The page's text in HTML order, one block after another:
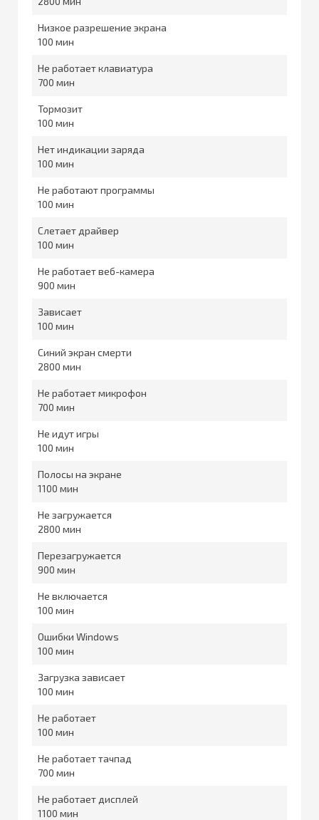
Низкое разрешение экрана
100
Не работает клавиатура
700
Тормозит
100
Нет индикации заряда
100
Не работают программы
100
Слетает драйвер
100
Не работает веб-камера
900
Зависает
100
Синий экран смерти
2800
Не работает микрофон
700
Не идут игры
100
Полосы на экране
1100
Не загружается
2800
Перезагружается
900
Не включается
100
Ошибки Windows
100
Загрузка зависает
100
Не работает
100
Не работает тачпад
700
Не работает дисплей
1100